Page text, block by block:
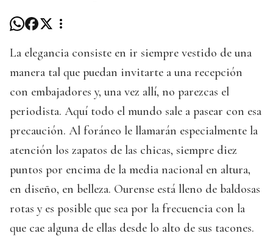
La elegancia consiste en ir siempre vestido de una
manera tal que puedan invitarte a una recepción
con embajadores y, una vez allí, no parezcas el
periodista. Aquí todo el mundo sale a pasear con esa
precaución. Al foráneo le llamarán especialmente la
atención los zapatos de las chicas, siempre diez
puntos por encima de la media nacional en altura,
en diseño, en belleza. Ourense está lleno de baldosas
rotas y es posible que sea por la frecuencia con la
que cae alguna de ellas desde lo alto de sus tacones.